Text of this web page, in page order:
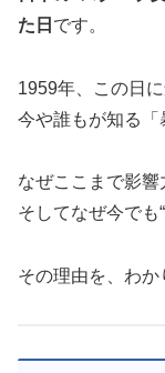
た日 です。
1959年、この日
今や誰もが知る「
なぜここまで影響
そしてなぜ今でも
その理由を、わか